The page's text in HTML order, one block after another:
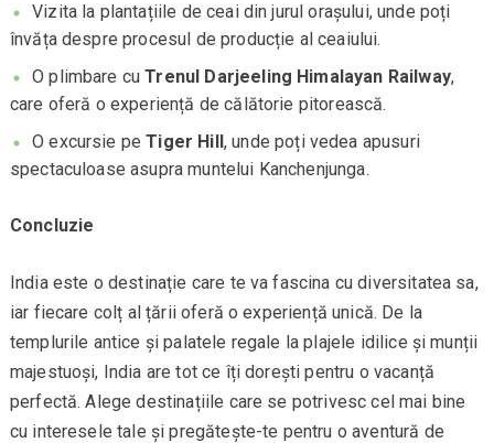
Vizita la plantațiile de ceai din jurul orașului, unde poți
învăța despre procesul de producție al ceaiului.
O plimbare cuTrenul Darjeeling Himalayan Railway,
care oferă o experiență de călătorie pitorească.
O excursie peTiger Hill, unde poți vedea apusuri
spectaculoase asupra muntelui Kanchenjunga.
Concluzie
India este o destinație care te va fascina cu diversitatea sa,
iar fiecare colț al țării oferă o experiență unică. De la
templurile antice și palatele regale la plajele idilice și munții
majestuoși, India are tot ce îți dorești pentru o vacanță
perfectă. Alege destinațiile care se potrivesc cel mai bine
cu interesele tale și pregătește-te pentru o aventură de